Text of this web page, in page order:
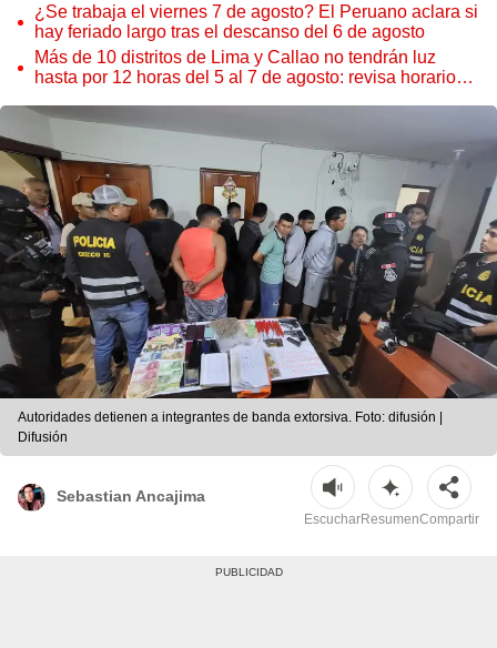
¿Se trabaja el viernes 7 de agosto? El Peruano aclara si
hay feriado largo tras el descanso del 6 de agosto
Más de 10 distritos de Lima y Callao no tendrán luz
hasta por 12 horas del 5 al 7 de agosto: revisa horarios y
Autoridades detienen a integrantes de banda extorsiva. Foto: difusión |
Difusión
Sebastian Ancajima
EscucharResumenCompartir